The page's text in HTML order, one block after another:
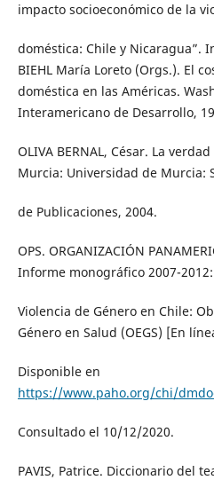
impacto socioeconómico de la
doméstica: Chile y Nicaragua”.
BIEHL María Loreto (Orgs.). El
doméstica en las Américas.
Interamericano de Desarrollo,
OLIVA BERNAL, César. La
Murcia: Universidad de Murcia:
de Publicaciones, 2004.
OPS. ORGANIZACIÓN
Informe monográfico 2007-2012:
Violencia de Género en Chile:
Género en Salud (OEGS) [En
Disponible en
https://www.paho.org/chi/
Consultado el 10/12/2020.
PAVIS, Patrice. Diccionario del